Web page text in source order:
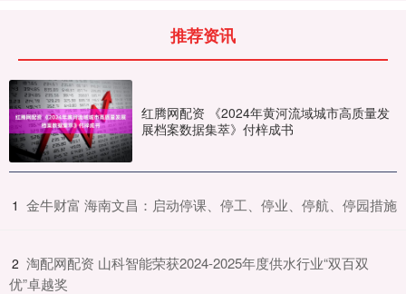
推荐资讯
红腾网配资 《2024年黄河流域城市高质量发
展档案数据集萃》付梓成书
1 ​金牛财富 海南文昌：启动停课、停工、停业、停航、停园措施
2 ​淘配网配资 山科智能荣获2024-2025年度供水行业“双百双
优”卓越奖